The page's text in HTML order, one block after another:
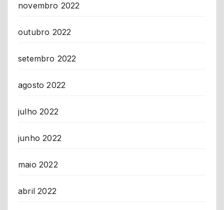
novembro 2022
outubro 2022
setembro 2022
agosto 2022
julho 2022
junho 2022
maio 2022
abril 2022